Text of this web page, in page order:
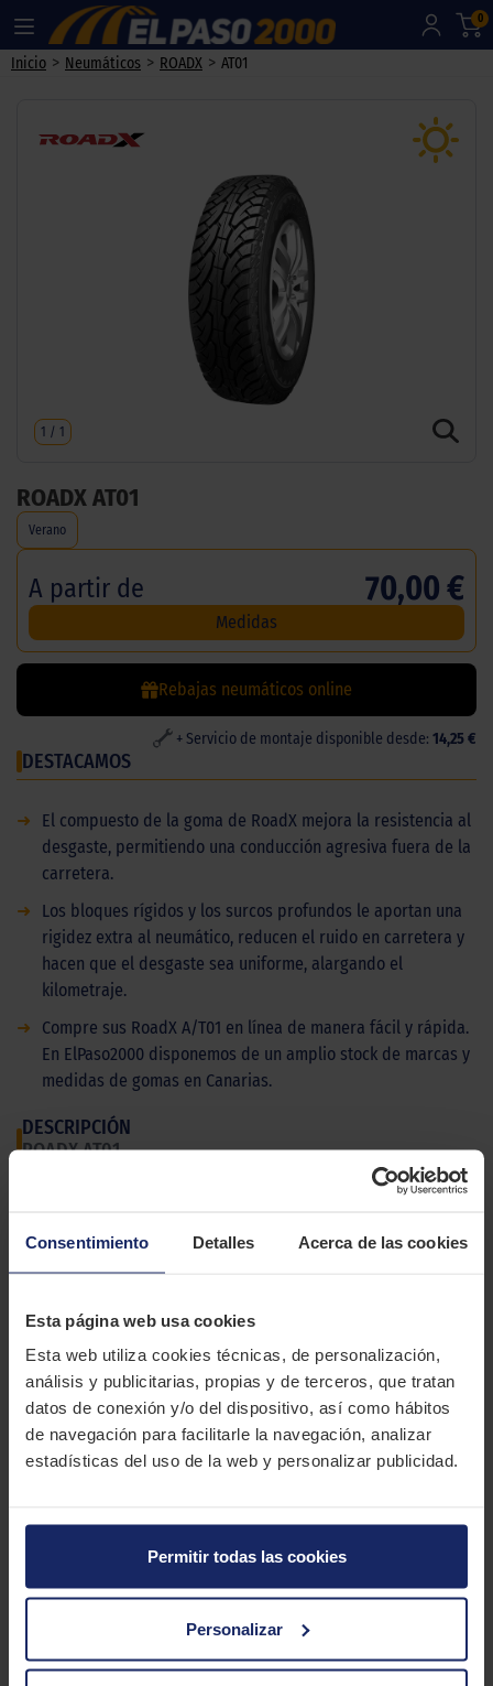
Consentimiento Detalles Acerca de las cookies
Esta página web usa cookies
Esta web utiliza cookies técnicas, de personalización,
análisis y publicitarias, propias y de terceros, que tratan
datos de conexión y/o del dispositivo, así como hábitos
de navegación para facilitarle la navegación, analizar
estadísticas del uso de la web y personalizar publicidad.
Permitir todas las cookies
Personalizar
0
Inicio > Neumáticos > ROADX > AT01
1 / 1
ROADX AT01
Verano
A partir de 70,00 €
Medidas
Rebajas neumáticos online
+ Servicio de montaje disponible desde: 14,25 €
DESTACAMOS
➜
El compuesto de la goma de RoadX mejora la resistencia al
desgaste, permitiendo una conducción agresiva fuera de la
carretera.
➜
Los bloques rígidos y los surcos profundos le aportan una
rigidez extra al neumático, reducen el ruido en carretera y
hacen que el desgaste sea uniforme, alargando el
kilometraje.
➜
Compre sus RoadX A/T01 en línea de manera fácil y rápida.
En ElPaso2000 disponemos de un amplio stock de marcas y
medidas de gomas en Canarias.
DESCRIPCIÓN
ROADX AT01
que ofrece un agarre y manejabilidad excelentes a un precio
CARACTERÍSTICAS TÉCNICAS
Marca
ROADX
Modelo
AT01
Estación
Verano